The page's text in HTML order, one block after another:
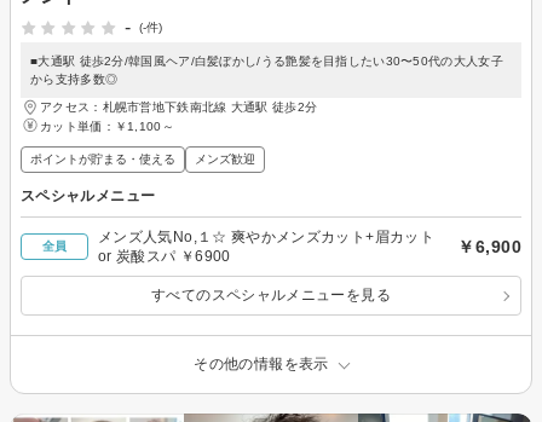
-
(-件)
■大通駅 徒歩2分/韓国風ヘア/白髪ぼかし/うる艶髪を目指したい30〜50代の大人女子
から支持多数◎
アクセス：札幌市営地下鉄南北線 大通駅 徒歩2分
カット単価： ￥1,100～
ポイントが貯まる・使える メンズ歓迎
スペシャルメニュー
全員
メンズ人気No,１☆ 爽やかメンズカット+眉カット
or 炭酸スパ ￥6900
￥6,900
すべてのスペシャルメニューを見る
その他の情報を表示